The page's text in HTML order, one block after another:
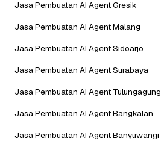
Jasa Pembuatan AI Agent Gresik
Jasa Pembuatan AI Agent Malang
Jasa Pembuatan AI Agent Sidoarjo
Jasa Pembuatan AI Agent Surabaya
Jasa Pembuatan AI Agent Tulungagung
Jasa Pembuatan AI Agent Bangkalan
Jasa Pembuatan AI Agent Banyuwangi